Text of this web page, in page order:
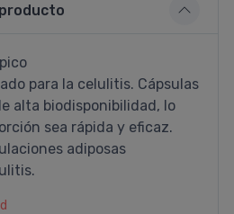
para la celulitis. Cápsulas
alta biodisponibilidad, lo
sea rápida y eficaz.
adiposas